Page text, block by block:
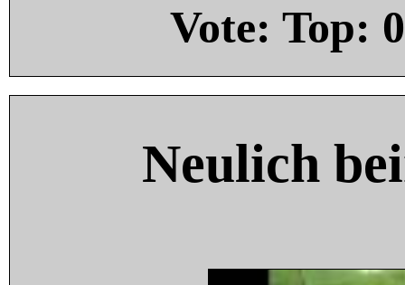
Vote: Top: 0
Neulich